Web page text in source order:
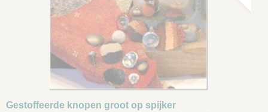
Gestoffeerde knopen groot op spijker